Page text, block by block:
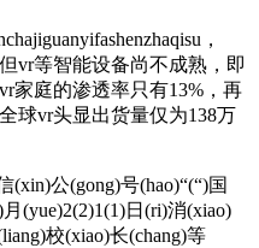
，
vr等智能设备尚不成熟，即
家庭的渗透率只有13%，再
球vr头显出货量仅为138万
公(gong)号(hao)“(“)国
(yue)2(2)1(1)日(ri)消(xiao)
校(xiao)长(chang)等